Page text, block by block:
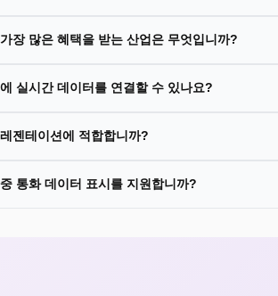
장 많은 혜택을 받는 산업은 무엇입니까?
실시간 데이터를 연결할 수 있나요?
젠테이션에 적합합니까?
통화 데이터 표시를 지원합니까?